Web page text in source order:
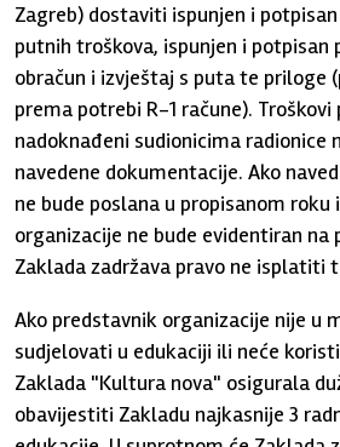
Zagreb) dostaviti ispunjen i
putnih troškova, ispunjen i potpisan
obračun i izvještaj s puta te priloge
prema potrebi R-1 račune).
nadoknađeni sudionicima radionice
navedene dokumentacije. Ako
ne bude poslana u propisanom
organizacije ne bude evidentiran na
Zaklada zadržava pravo ne isplatiti
Ako predstavnik organizacije nije u
sudjelovati u edukaciji ili neće
Zaklada "Kultura nova" osigurala
obavijestiti Zakladu najkasnije 3